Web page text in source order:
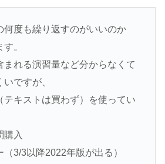
何度も繰り返すのがいいのか
。
まれる演習量など分からなくて
ですが、
テキストは買わず）を使ってい
購入
（3/3以降2022年版が出る）